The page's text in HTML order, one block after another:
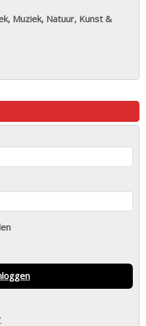
Muziek, Natuur, Kunst &